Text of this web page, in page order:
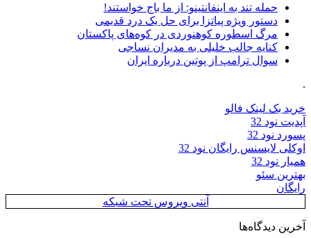
حمله تند به اینفانتینو: از ما باج خواستند!
دستور ویژه پیاتزا برای حل یک درد قدیمی
مرگ اسطوره کوهنوردی در کوه‌های پاکستان
کنایه جالب خلیلی به مدیران نساجی
سوال ترامپ از پوتین درباره ایران
.
خرید بک لینک فالو
آپدیت نود 32
پسورد نود 32
اوکلی لایسنس رایگان نود 32
همیار نود 32
بهترین سئو
رایگان
آنتی ویروس تحت شبکه
آخرین دیدگاه‌ها